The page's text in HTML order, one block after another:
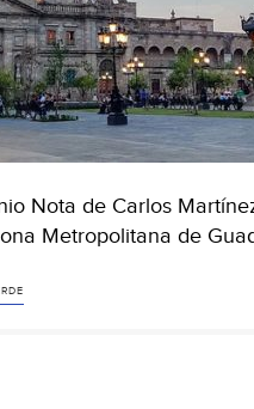
Nota de Carlos
Metropolitana de